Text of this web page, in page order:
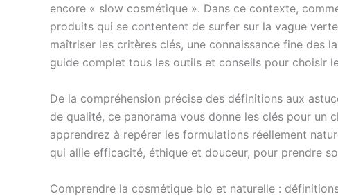
encore « slow cosmétique ». Dans ce contexte,
produits qui se contentent de surfer sur la vague
maîtriser les critères clés, une connaissance fine des
guide complet tous les outils et conseils pour choisir
De la compréhension précise des définitions aux
de qualité, ce panorama vous donne les clés pour un
apprendrez à repérer les formulations réellement
qui allie efficacité, éthique et douceur, pour prendre
Comprendre la cosmétique bio et naturelle :